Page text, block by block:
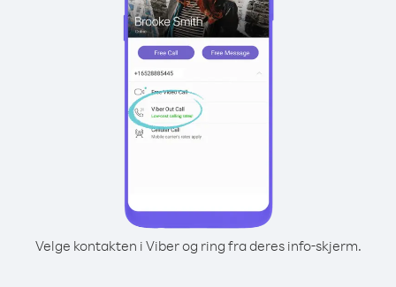
Velge kontakten i Viber og ring fra deres info-skjerm.